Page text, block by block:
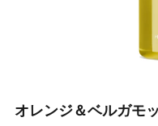
オレンジ＆ベルガモ